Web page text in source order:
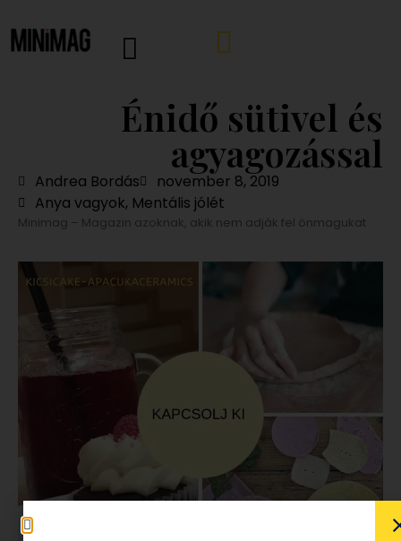
Énidő sütivel és
agyagozással
Andrea Bordás
november 8, 2019
Anya vagyok, Mentális jólét
Minimag – Magazin azoknak, akik nem adják fel önmagukat